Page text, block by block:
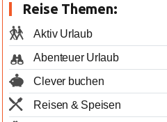
Reise Themen:
Aktiv Urlaub
Abenteuer Urlaub
Clever buchen
Reisen & Speisen